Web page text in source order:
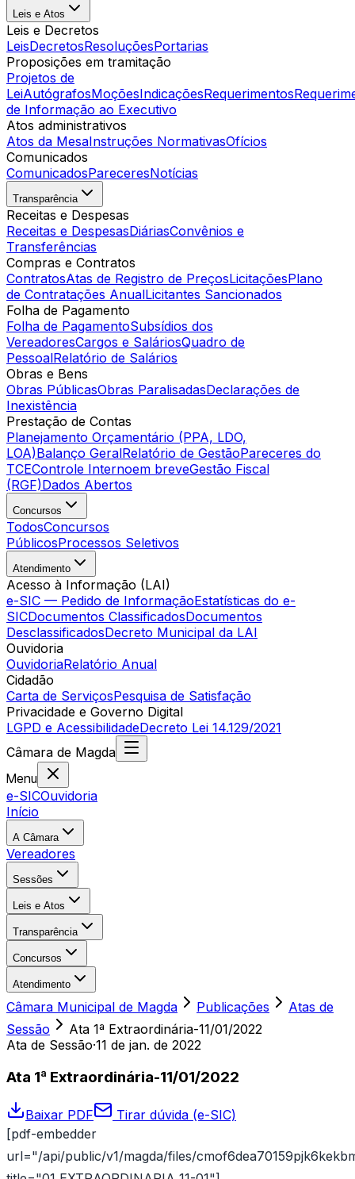
Leis e Atos
Leis e Decretos
LeisDecretosResoluçõesPortarias
Proposições em tramitação
Projetos de
LeiAutógrafosMoçõesIndicaçõesRequerimentos
de Informação ao Executivo
Atos administrativos
Atos da MesaInstruções NormativasOfícios
Comunicados
ComunicadosPareceresNotícias
Transparência
Receitas e Despesas
Receitas e DespesasDiáriasConvênios e
Transferências
Compras e Contratos
ContratosAtas de Registro de PreçosLicitaçõesPlano
de Contratações AnualLicitantes Sancionados
Folha de Pagamento
Folha de PagamentoSubsídios dos
VereadoresCargos e SaláriosQuadro de
PessoalRelatório de Salários
Obras e Bens
Obras PúblicasObras ParalisadasDeclarações de
Inexistência
Prestação de Contas
Planejamento Orçamentário (PPA, LDO,
LOA)Balanço GeralRelatório de GestãoPareceres do
TCEControle Internoem breveGestão Fiscal
(RGF)Dados Abertos
Concursos
TodosConcursos
PúblicosProcessos Seletivos
Atendimento
Acesso à Informação (LAI)
e-SIC — Pedido de InformaçãoEstatísticas do e-
SICDocumentos ClassificadosDocumentos
DesclassificadosDecreto Municipal da LAI
Ouvidoria
OuvidoriaRelatório Anual
Cidadão
Carta de ServiçosPesquisa de Satisfação
Privacidade e Governo Digital
LGPD e AcessibilidadeDecreto Lei 14.129/2021
Câmara de Magda
Menu
e-SICOuvidoria
Início
A Câmara
Vereadores
Sessões
Leis e Atos
Transparência
Concursos
Atendimento
Câmara Municipal de Magda Publicações
Atas de
Sessão
Ata 1ª Extraordinária-11/01/2022
Ata de Sessão·11 de jan. de 2022
Ata 1ª Extraordinária-11/01/2022
Baixar PDF
Tirar dúvida (e-SIC)
[pdf-embedder
url="/api/public/v1/magda/files/